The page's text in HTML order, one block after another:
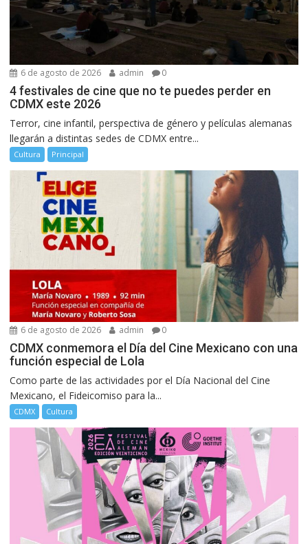
6 de agosto de 2026 admin 0
4 festivales de cine que no te puedes perder en
CDMX este 2026
Terror, cine infantil, perspectiva de género y películas alemanas
llegarán a distintas sedes de CDMX entre...
Cultura Principal
6 de agosto de 2026 admin 0
CDMX conmemora el Día del Cine Mexicano con una
función especial de Lola
Como parte de las actividades por el Día Nacional del Cine
Mexicano, el Fideicomiso para la...
CDMX Cultura